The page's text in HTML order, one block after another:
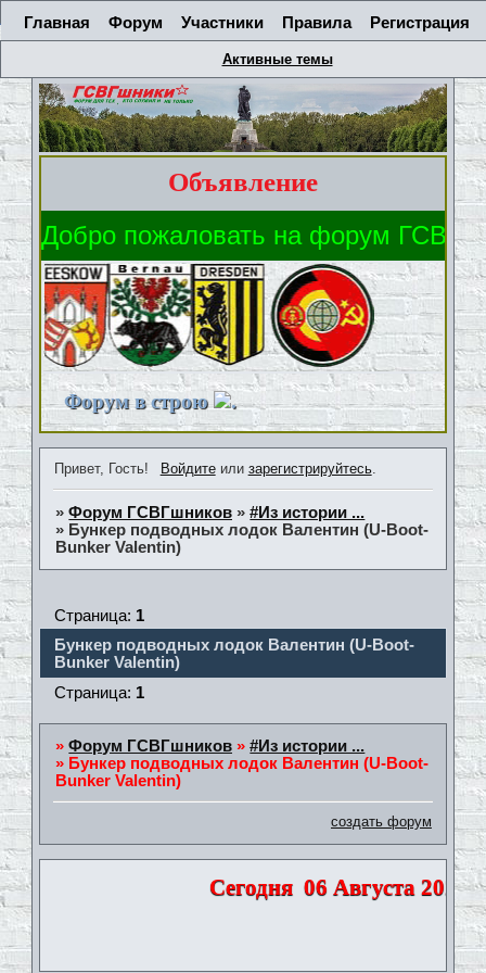
Главная Форум Участники Правила Регистрация
Активные темы
Объявление
Форум в строю .
Привет, Гость! Войдитеили зарегистрируйтесь.
»Форум ГСВГшников »#Из истории ...
» Бункер подводных лодок Валентин (U-Boot-
Bunker Valentin)
Бункер подводных лодок Валентин (U-Boot-
Bunker Valentin)
Страница: 1
Страница: 1
»Форум ГСВГшников »#Из истории ...
» Бункер подводных лодок Валентин (U-Boot-
Bunker Valentin)
создать форум
Сегодня 06 Августа 2026